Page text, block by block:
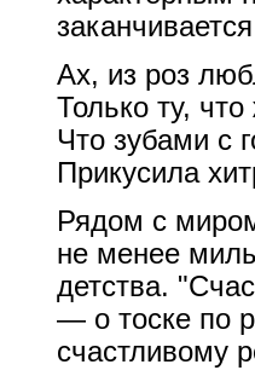
Ах, из роз
Только ту,
Что зубами с
Прикусила
Рядом с
не менее
детства.
— о тоске по
счастливому